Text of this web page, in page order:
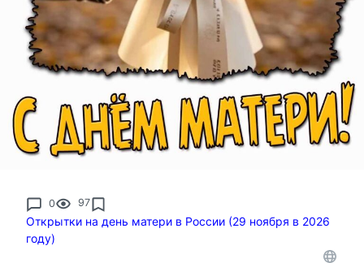
0 97
Открытки на день матери в России (29 ноября в 2026
году)